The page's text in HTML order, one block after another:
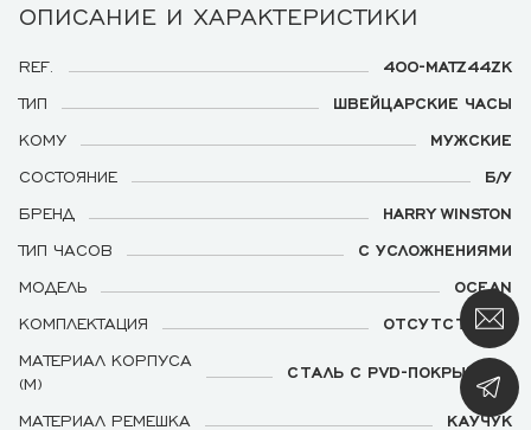
ОПИСАНИЕ И ХАРАКТЕРИСТИКИ
REF.
400-MATZ44ZK
ТИП
ШВЕЙЦАРСКИЕ ЧАСЫ
КОМУ
МУЖСКИЕ
СОСТОЯНИЕ
Б/У
БРЕНД
HARRY WINSTON
ТИП ЧАСОВ
С УСЛОЖНЕНИЯМИ
МОДЕЛЬ
OCEAN
КОМПЛЕКТАЦИЯ
ОТСУТСТВУЕТ
МАТЕРИАЛ КОРПУСА
(М)
СТАЛЬ С PVD-ПОКРЫТИЕМ
МАТЕРИАЛ РЕМЕШКА
КАУЧУК